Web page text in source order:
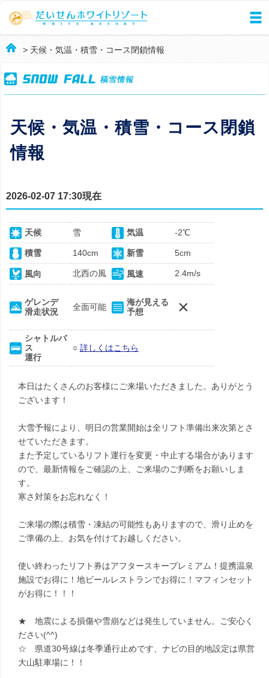
> 天候・気温・積雪・コース閉鎖情報
天候・気温・積雪・コース閉鎖
情報
2026-02-07 17:30現在
天候 雪 気温 -2℃
積雪 140cm 新雪 5cm
風向 北西の風 風速 2.4m/s
ゲレンデ
滑走状況
全面可能
海が見える
予想
×
シャトルバ
ス
運行
○ 詳しくはこちら
本日はたくさんのお客様にご来場いただきました。ありがとう
ございます！
大雪予報により、明日の営業開始は全リフト準備出来次第とさ
せていただきます。
また予定しているリフト運行を変更・中止する場合があります
ので、最新情報をご確認の上、ご来場のご判断をお願いしま
す。
寒さ対策をお忘れなく！
ご来場の際は積雪・凍結の可能性もありますので、滑り止めを
ご準備の上、お気を付けてお越しください。
使い終わったリフト券はアフタースキープレミアム！提携温泉
施設でお得に！地ビールレストランでお得に！マフィンセット
がお得に！！！
★ 地震による損傷や雪崩などは発生していません。ご安心く
ださい(^^)
☆ 県道30号線は冬季通行止めです、ナビの目的地設定は県営
大山駐車場に！！